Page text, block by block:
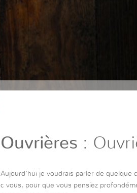
Ouvrières :
Aujourd’hui je voudrais parler de quelque
c vous, pour que vous pensiez